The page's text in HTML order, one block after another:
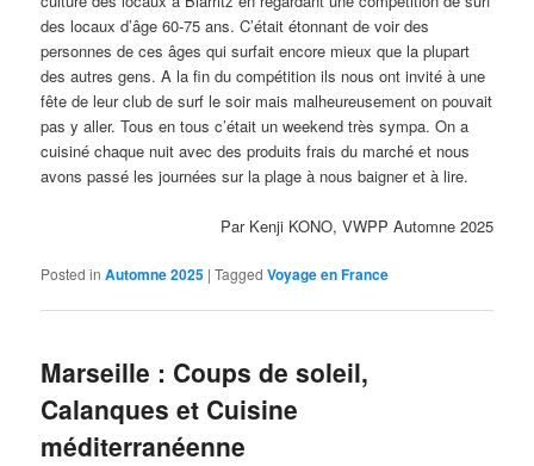
des locaux d’âge 60-75 ans. C’était étonnant de voir des
personnes de ces âges qui surfait encore mieux que la plupart
des autres gens. A la fin du compétition ils nous ont invité à une
fête de leur club de surf le soir mais malheureusement on pouvait
pas y aller. Tous en tous c’était un weekend très sympa. On a
cuisiné chaque nuit avec des produits frais du marché et nous
avons passé les journées sur la plage à nous baigner et à lire.
Par Kenji KONO, VWPP Automne 2025
Posted in Automne 2025 |Tagged Voyage en France
Marseille : Coups de soleil,
Calanques et Cuisine
méditerranéenne